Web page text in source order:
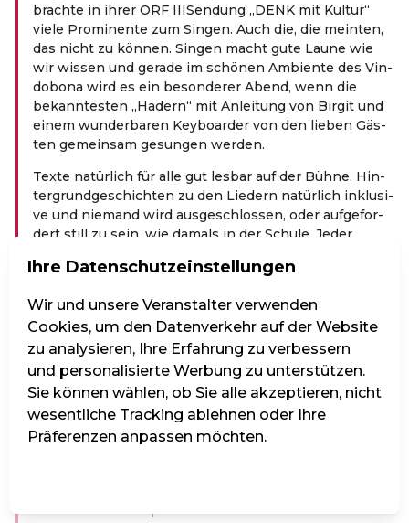
brach­te in ihrer ORF IIISen­dung ​„DENK mit Kul­tur“
vie­le Pro­mi­nen­te zum Sin­gen. Auch die, die mein­ten,
das nicht zu kön­nen. Sin­gen macht gute Lau­ne wie
wir wis­sen und gera­de im schö­nen Ambi­en­te des Vin­
do­bo­na wird es ein beson­de­rer Abend, wenn die
bekann­tes­ten ​„Hadern“ mit Anlei­tung von Bir­git und
einem wun­der­ba­ren Key­boar­der von den lie­ben Gäs­
ten gemein­sam gesun­gen wer­den.
Tex­te natür­lich für alle gut les­bar auf der Büh­ne. Hin­
ter­grund­ge­schich­ten zu den Lie­dern natür­lich inklu­si­
ve und nie­mand wird aus­ge­schlos­sen, oder auf­ge­for­
dert still zu sein, wie damals in der Schu­le. Jeder
ande­res Mot­to, ist einzigartig.
Das Thema des Abends ist „60er Jahre“
Birgit Denk unterstützt von Martin Mader am
Keyboard bietet die Möglichkeit, ein Jahrzehnt zu
feiern, dessen Lieder bis heute von jung und alt
geschätzt werden. In dieser Epoche haben alle bis
heute bekannten Genres ihren Ursprung. Popmusik
wurde geboren, neue Instrumente erfunden,
Ihre Datenschutzeinstellungen
Wir und unsere Veranstalter verwenden
Cookies, um den Datenverkehr auf der Website
zu analysieren, Ihre Erfahrung zu verbessern
und personalisierte Werbung zu unterstützen.
Sie können wählen, ob Sie alle akzeptieren, nicht
wesentliche Tracking ablehnen oder Ihre
Präferenzen anpassen möchten.